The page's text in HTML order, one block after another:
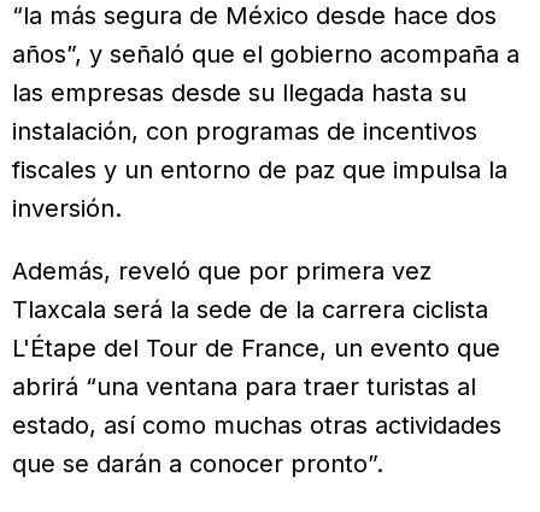
“la más segura de México desde hace dos
años”, y señaló que el gobierno acompaña a
las empresas desde su llegada hasta su
instalación, con programas de incentivos
fiscales y un entorno de paz que impulsa la
inversión.
Además, reveló que por primera vez
Tlaxcala será la sede de la carrera ciclista
L'Étape del Tour de France, un evento que
abrirá “una ventana para traer turistas al
estado, así como muchas otras actividades
que se darán a conocer pronto”.